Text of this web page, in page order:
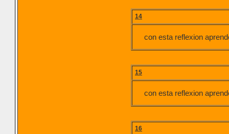
14
con esta reflexion
15
con esta reflexion
16